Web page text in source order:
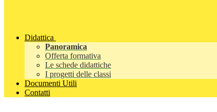
Didattica
Panoramica
Offerta formativa
Le schede didattiche
I progetti delle classi
Documenti Utili
Contatti